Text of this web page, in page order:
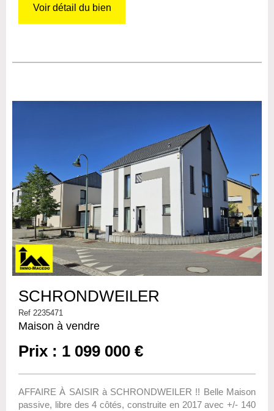
Voir détail du bien
SCHRONDWEILER
Ref 2235471
Maison à vendre
Prix : 1 099 000 €
AFFAIRE À SAISIR à SCHRONDWEILER !! Belle Maison
passive, libre des 4 côtés, construite en 2017 avec +/- 140